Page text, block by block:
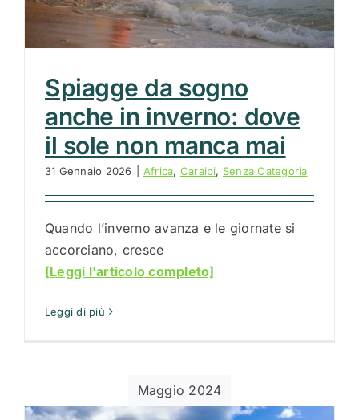
Spiagge da sogno
anche in inverno: dove
il sole non manca mai
31 Gennaio 2026 Africa, Caraibi, Senza Categoria
Quando l’inverno avanza e le giornate si
accorciano, cresce
[Leggi l'articolo completo]
Leggi di più
Maggio 2024